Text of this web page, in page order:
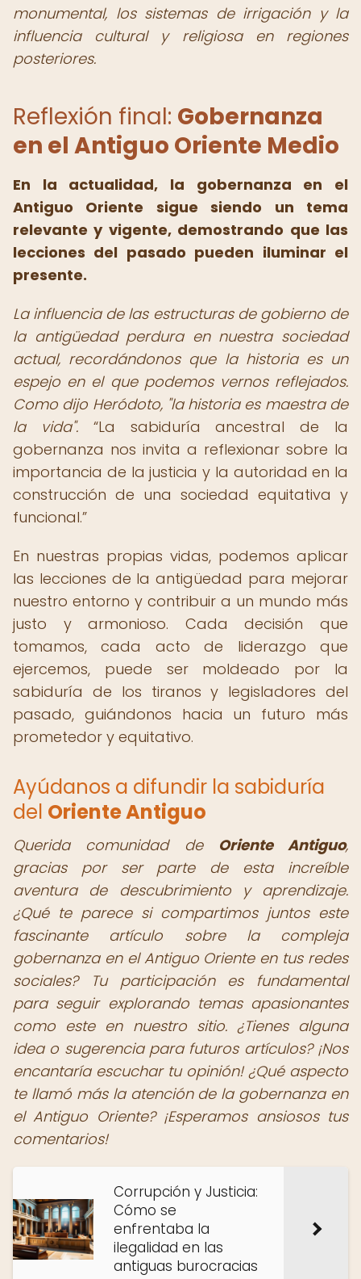
monumental, los sistemas de irrigación y la
influencia cultural y religiosa en regiones
posteriores.
Reflexión final: Gobernanza
en el Antiguo Oriente Medio
En la actualidad, la gobernanza en el
Antiguo Oriente sigue siendo un tema
relevante y vigente, demostrando que las
lecciones del pasado pueden iluminar el
presente.
La influencia de las estructuras de gobierno de
la antigüedad perdura en nuestra sociedad
actual, recordándonos que la historia es un
espejo en el que podemos vernos reflejados.
Como dijo Heródoto, "la historia es maestra de
la vida".
La sabiduría ancestral de la
gobernanza nos invita a reflexionar sobre la
importancia de la justicia y la autoridad en la
construcción de una sociedad equitativa y
funcional.
En nuestras propias vidas, podemos aplicar
las lecciones de la antigüedad para mejorar
nuestro entorno y contribuir a un mundo más
justo y armonioso. Cada decisión que
tomamos, cada acto de liderazgo que
ejercemos, puede ser moldeado por la
sabiduría de los tiranos y legisladores del
pasado, guiándonos hacia un futuro más
prometedor y equitativo.
Ayúdanos a difundir la sabiduría
del Oriente Antiguo
Querida comunidad de Oriente Antiguo,
gracias por ser parte de esta increíble
aventura de descubrimiento y aprendizaje.
¿Qué te parece si compartimos juntos este
fascinante artículo sobre la compleja
gobernanza en el Antiguo Oriente en tus redes
sociales? Tu participación es fundamental
para seguir explorando temas apasionantes
como este en nuestro sitio. ¿Tienes alguna
idea o sugerencia para futuros artículos? ¡Nos
encantaría escuchar tu opinión! ¿Qué aspecto
te llamó más la atención de la gobernanza en
el Antiguo Oriente? ¡Esperamos ansiosos tus
comentarios!
Corrupción y Justicia:
Cómo se
enfrentaba la
ilegalidad en las
antiguas burocracias